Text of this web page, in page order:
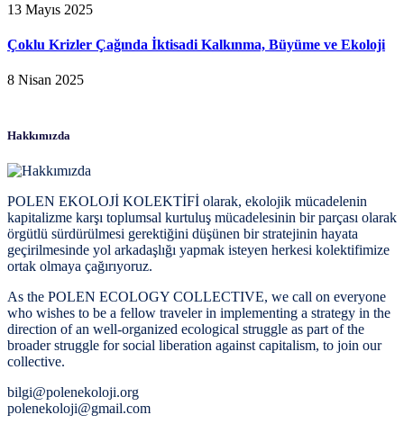
13 Mayıs 2025
Çoklu Krizler Çağında İktisadi Kalkınma, Büyüme ve Ekoloji
8 Nisan 2025
Hakkımızda
POLEN EKOLOJİ KOLEKTİFİ olarak, ekolojik mücadelenin
kapitalizme karşı toplumsal kurtuluş mücadelesinin bir parçası olarak
örgütlü sürdürülmesi gerektiğini düşünen bir stratejinin hayata
geçirilmesinde yol arkadaşlığı yapmak isteyen herkesi kolektifimize
ortak olmaya çağırıyoruz.
As the POLEN ECOLOGY COLLECTIVE, we call on everyone
who wishes to be a fellow traveler in implementing a strategy in the
direction of an well-organized ecological struggle as part of the
broader struggle for social liberation against capitalism, to join our
collective.
bilgi@polenekoloji.org
polenekoloji@gmail.com